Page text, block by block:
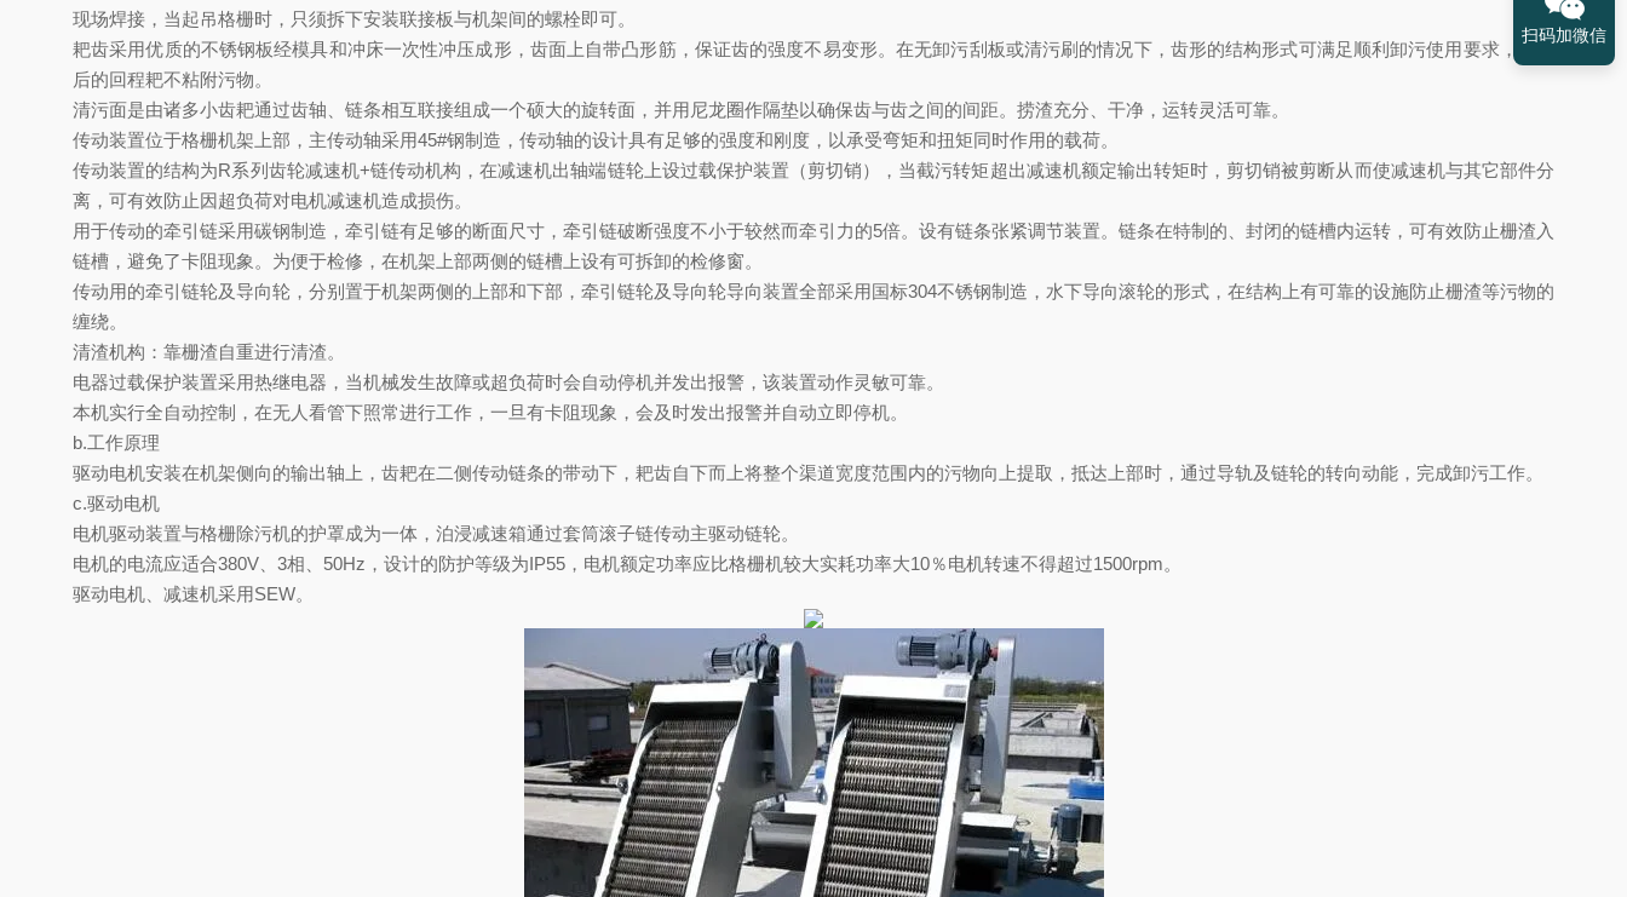
现场焊接，当起吊格栅时，只须拆下安装联接板与机架间的螺栓即可。
耙齿采用优质的不锈钢板经模具和冲床一次性冲压成形，齿面上自带凸形筋，保证齿的强度不易变形。在无卸污刮板或清污刷的情况下，齿形的结构形式可满足顺利卸污使用要求，卸料
后的回程耙不粘附污物。
清污面是由诸多小齿耙通过齿轴、链条相互联接组成一个硕大的旋转面，并用尼龙圈作隔垫以确保齿与齿之间的间距。捞渣充分 、干净，运转灵活可靠。
传动装置位于格栅机架上部，主传动轴采用45#钢制造，传动轴的设计具有足够的强度和刚度，以承受弯矩和扭矩同时作用的载荷。
传动装置的结构为R系列齿轮减速机+链传动机构，在减速机出轴端链轮上设过载保护装置（剪切销），当截污转矩超出减速机额定输出转矩时，剪切销被剪断从而使减速机与其它部件分
离，可有效防止因超负荷对电机减速机造成损伤。
用于传动的牵引链采用碳钢制造，牵引链有足够的断面尺寸，牵引链破断强度不小于较然而牵引力的5倍。设有链条张紧调节装置。链条在特制的、封闭的链槽内运转，可有效防止栅渣入
链槽，避免了卡阻现象。为便于检修，在机架上部两侧的链槽上设有可拆卸的检修窗。
传动用的牵引链轮及导向轮，分别置于机架两侧的上部和下部，牵引链轮及导向轮导向装置全部采用国标304不锈钢制造，水下导向滚轮的形式，在结构上有可靠的设施防止栅渣等污物的
缠绕。
清渣机构：靠栅渣自重进行清渣。
电器过载保护装置采用热继电器，当机械发生故障或超负荷时会自动停机并发出报警，该装置动作灵敏可靠。
本机实行全自动控制，在无人看管下照常进行工作，一旦有卡阻现象，会及时发出报警并自动立即停机。
b.工作原理
驱动电机安装在机架侧向的输出轴上，齿耙在二侧传动链条的带动下，耙齿自下而上将整个渠道宽度范围内的污物向上提取，抵达上部时，通过导轨及链轮的转向动能，完成卸污工作。
c.驱动电机
电机驱动装置与格栅除污机的护罩成为一体，泊浸减速箱通过套筒滚子链传动主驱动链轮。
电机的电流应适合380V 3相、 50Hz ，设计的防护等级为IP55 ，电机额定功率应比格栅机较大实耗功率大10％电机转速不得超过1500rpm。
驱动电机、减速机采用SEW。
扫码加微信